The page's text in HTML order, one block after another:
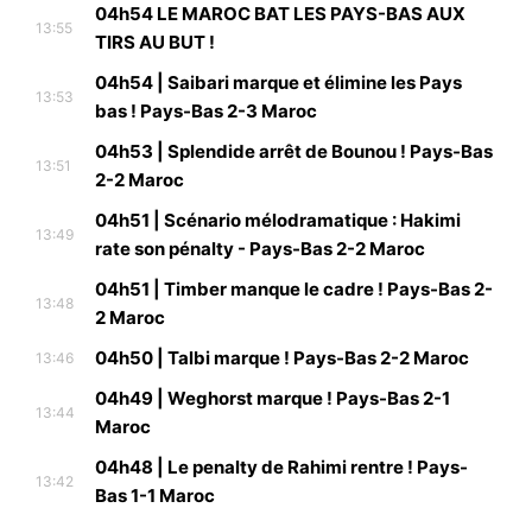
13:55
04h54 LE MAROC BAT LES PAYS-BAS AUX
TIRS AU BUT !
13:53
04h54 | Saibari marque et élimine les Pays
bas ! Pays-Bas 2-3 Maroc
13:51
04h53 | Splendide arrêt de Bounou ! Pays-Bas
2-2 Maroc
13:49
04h51 | Scénario mélodramatique : Hakimi
rate son pénalty - Pays-Bas 2-2 Maroc
13:48
04h51 | Timber manque le cadre ! Pays-Bas 2-
2 Maroc
13:46 04h50 | Talbi marque ! Pays-Bas 2-2 Maroc
13:44
04h49 | Weghorst marque ! Pays-Bas 2-1
Maroc
13:42
04h48 | Le penalty de Rahimi rentre ! Pays-
Bas 1-1 Maroc